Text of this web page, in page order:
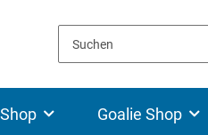
Goalie Shop